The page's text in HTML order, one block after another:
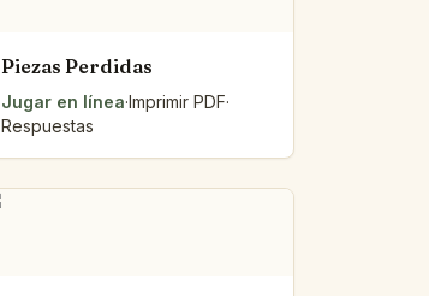
Piezas Perdidas
Jugar en línea·Imprimir PDF·
Respuestas